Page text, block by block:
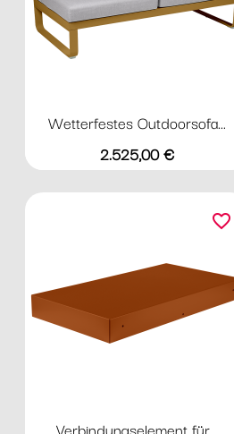
Wetterfestes Outdoorsofa...
Preis
2.525,00 €
favorite_border